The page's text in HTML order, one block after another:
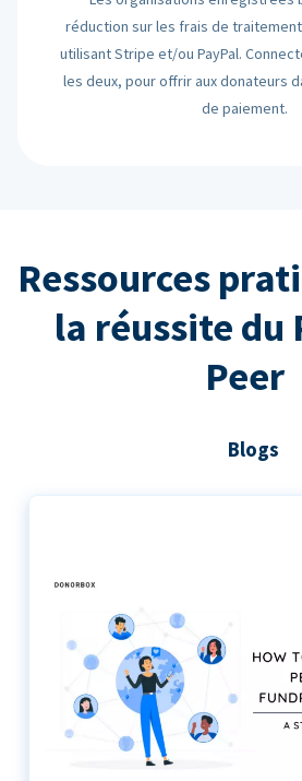
réduction sur les frais de
utilisant Stripe et/ou PayPal.
les deux, pour offrir aux donateurs
de paiement.
Ressources
la réussite du
Peer
Blogs